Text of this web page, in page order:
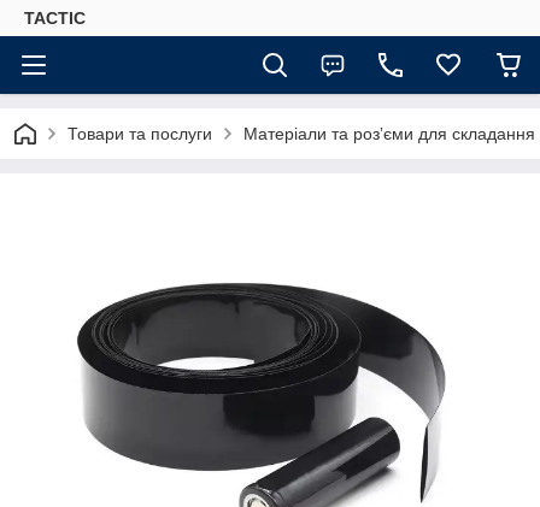
TACTIC
Товари та послуги Матеріали та розʼєми для складання